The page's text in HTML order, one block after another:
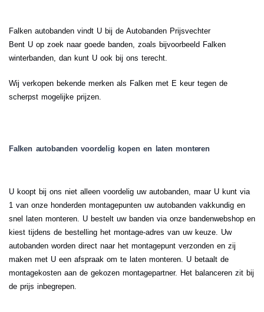
Falken autobanden vindt U bij de Autobanden Prijsvechter
Bent U op zoek naar goede banden, zoals bijvoorbeeld Falken
winterbanden, dan kunt U ook bij ons terecht.
Wij verkopen bekende merken als Falken met E keur tegen de
scherpst mogelijke prijzen.
Falken autobanden voordelig kopen en laten monteren
U koopt bij ons niet alleen voordelig uw autobanden, maar U kunt via
1 van onze honderden montagepunten uw autobanden vakkundig en
snel laten monteren. U bestelt uw banden via onze bandenwebshop en
kiest tijdens de bestelling het montage-adres van uw keuze. Uw
autobanden worden direct naar het montagepunt verzonden en zij
maken met U een afspraak om te laten monteren. U betaalt de
montagekosten aan de gekozen montagepartner. Het balanceren zit bij
de prijs inbegrepen.